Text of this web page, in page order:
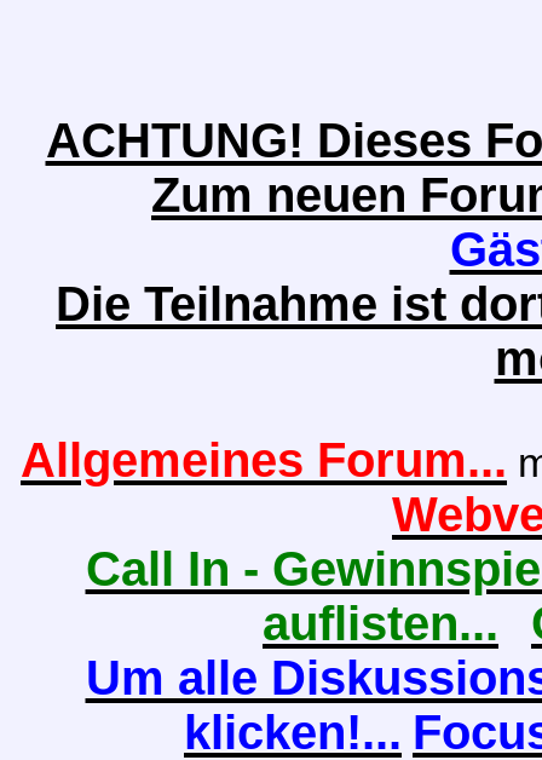
ACHTUNG! Dieses
Zum neuen
Die Teilnahme ist
Allgemeines Forum...
Call In -
auflisten...
Um alle
klicken!...